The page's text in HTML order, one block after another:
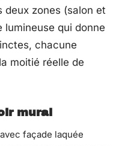
deux zones (salon et
qui donne
chacune
moitié réelle de
mural
façade laquée